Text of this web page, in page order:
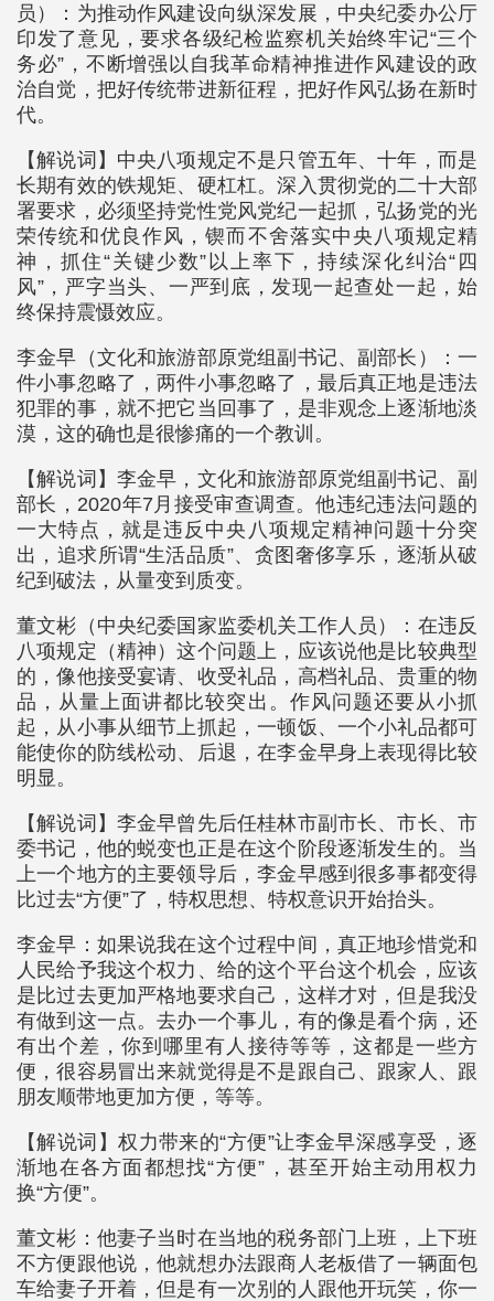
员）：为推动作风建设向纵深发展，中央纪委办公厅
印发了意见，要求各级纪检监察机关始终牢记“三个
务必”，不断增强以自我革命精神推进作风建设的政
治自觉，把好传统带进新征程，把好作风弘扬在新时
代。
【解说词】中央八项规定不是只管五年、十年，而是
长期有效的铁规矩、硬杠杠。深入贯彻党的二十大部
署要求，必须坚持党性党风党纪一起抓，弘扬党的光
荣传统和优良作风，锲而不舍落实中央八项规定精
神，抓住“关键少数”以上率下，持续深化纠治“四
风”，严字当头、一严到底，发现一起查处一起，始
终保持震慑效应。
李金早（文化和旅游部原党组副书记、副部长）：一
件小事忽略了，两件小事忽略了，最后真正地是违法
犯罪的事，就不把它当回事了，是非观念上逐渐地淡
漠，这的确也是很惨痛的一个教训。
【解说词】李金早，文化和旅游部原党组副书记、副
部长，2020年7月接受审查调查。他违纪违法问题的
一大特点，就是违反中央八项规定精神问题十分突
出，追求所谓“生活品质”、贪图奢侈享乐，逐渐从破
纪到破法，从量变到质变。
董文彬（中央纪委国家监委机关工作人员）：在违反
八项规定（精神）这个问题上，应该说他是比较典型
的，像他接受宴请、收受礼品，高档礼品、贵重的物
品，从量上面讲都比较突出。作风问题还要从小抓
起，从小事从细节上抓起，一顿饭、一个小礼品都可
能使你的防线松动、后退，在李金早身上表现得比较
明显。
【解说词】李金早曾先后任桂林市副市长、市长、市
委书记，他的蜕变也正是在这个阶段逐渐发生的。当
上一个地方的主要领导后，李金早感到很多事都变得
比过去“方便”了，特权思想、特权意识开始抬头。
李金早：如果说我在这个过程中间，真正地珍惜党和
人民给予我这个权力、给的这个平台这个机会，应该
是比过去更加严格地要求自己，这样才对，但是我没
有做到这一点。去办一个事儿，有的像是看个病，还
有出个差，你到哪里有人接待等等，这都是一些方
便，很容易冒出来就觉得是不是跟自己、跟家人、跟
朋友顺带地更加方便，等等。
【解说词】权力带来的“方便”让李金早深感享受，逐
渐地在各方面都想找“方便”，甚至开始主动用权力
换“方便”。
董文彬：他妻子当时在当地的税务部门上班，上下班
不方便跟他说，他就想办法跟商人老板借了一辆面包
车给妻子开着，但是有一次别的人跟他开玩笑，你一